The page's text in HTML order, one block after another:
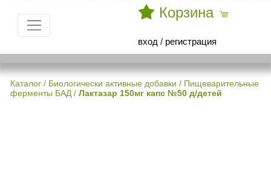
Корзина
вход / регистрация
Каталог / Биологически активные добавки / Пищеварительные
ферменты БАД / Лактазар 150мг капс №50 д/детей